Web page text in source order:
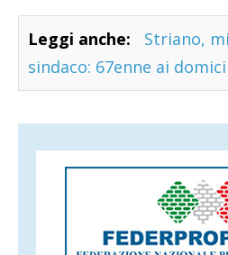
Leggi anche:
Striano,
sindaco: 67enne ai